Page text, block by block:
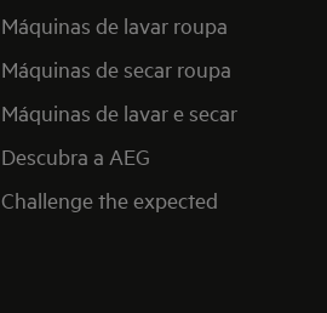
Máquinas de lavar roupa
Máquinas de secar roupa
Máquinas de lavar e secar
Descubra a AEG
Challenge the expected